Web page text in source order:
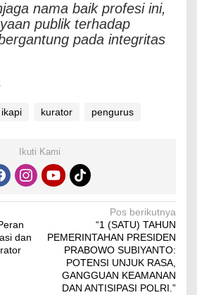
nama baik profesi ini,
publik terhadap
pada integritas
ikapi kurator pengurus
Ikuti Kami
dan
Pos berikutnya
“1 (SATU) TAHUN
PEMERINTAHAN PRESIDEN
PRABOWO SUBIYANTO:
POTENSI UNJUK RASA,
GANGGUAN KEAMANAN
DAN ANTISIPASI POLRI.”